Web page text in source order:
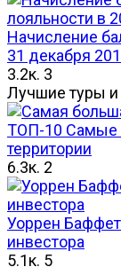
Начисление
31 декабря
3.2к. 3
Лучшие туры
ТОП-10 Самые
территории
6.3к. 2
Уоррен
инвестора
5.1к. 5